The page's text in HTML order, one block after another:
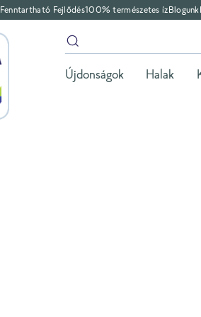
Fenntartható Fejlődés100% természetes ízBlogunk
Újdonságok Halak